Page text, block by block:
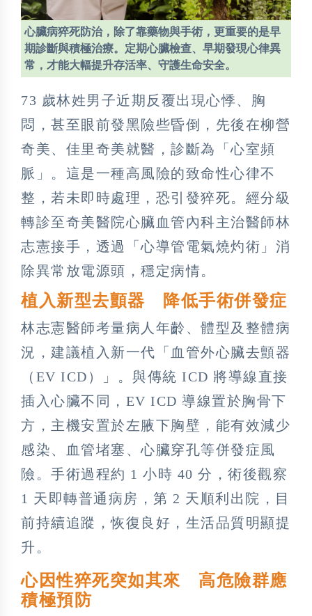
心臟病猝死防治，除了靠藥物與手術，更重要的是早
期診斷與積極治療。定期心臟檢查、早期發現心律異
常，才能大幅提升存活率、守護生命安全。
73 歲林姓男子近期反覆出現心悸、胸
悶，甚至眼前發黑險些昏倒，先後在柳營
奇美、佳里奇美就醫，診斷為「心室頻
脈」。這是一種高風險的致命性心律不
整，若未即時處理，恐引發猝死。經分級
轉診至奇美醫院心臟血管內科主治醫師林
志憲接手，透過「心導管電氣燒灼術」消
除異常放電源頭，穩定病情。
植入新型去顫器 降低手術併發症
林志憲醫師考量病人年齡、體型及整體病
況，建議植入新一代「血管外心臟去顫器
（EV ICD）」。與傳統 ICD 將導線直接
插入心臟不同，EV ICD 導線置於胸骨下
方，主機安置於左腋下胸壁，能有效減少
感染、血管堵塞、心臟穿孔等併發症風
險。手術過程約 1 小時 40 分，術後觀察
1 天即轉普通病房，第 2 天順利出院，目
前持續追蹤，恢復良好，生活品質明顯提
升。
心因性猝死突如其來 高危險群應
積極預防